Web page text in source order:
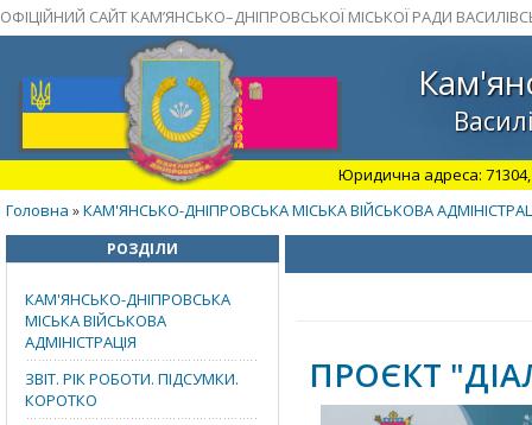
ОФІЦІЙНИЙ САЙТ КАМ’ЯНСЬКО–ДНІПРОВСЬКОЇ МІСЬКОЇ РАДИ
Юридична адреса: 71304,
Головна »КАМ'ЯНСЬКО-ДНІПРОВСЬКА МІСЬКА ВІЙСЬКОВА
РОЗДІЛИ
КАМ'ЯНСЬКО-ДНІПРОВСЬКА
МІСЬКА ВІЙСЬКОВА
АДМІНІСТРАЦІЯ
ЗВІТ. РІК РОБОТИ. ПІДСУМКИ.
КОРОТКО
ПРОЄКТ